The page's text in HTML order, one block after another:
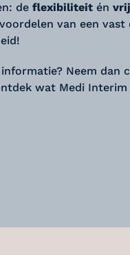
de flexibiliteit én
van een vast
Neem dan
wat Medi